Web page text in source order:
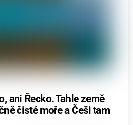
ani Řecko. Tahle země
čisté moře a Češi tam